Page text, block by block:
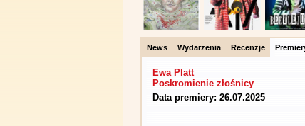
News Wydarzenia Recenzje
Ewa Platt
Poskromienie złośnicy
Data premiery: 26.07.2025